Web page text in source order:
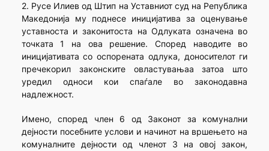
2. Русе Илиев од Штип на Уставниот суд на Република
Македонија му поднесе иницијатива за оценување
уставноста и законитоста на Одлуката означена во
точката 1 на ова решение. Според наводите во
иницијативата со оспорената одлука, доносителот ги
пречекорил законските овластувањаа затоа што
уредил односи кои спаѓале во законодавна
надлежност.
Имено, според член 6 од Законот за комунални
дејности посебните услови и начинот на вршењето на
комуналните дејности од членот 3 на овој закон,